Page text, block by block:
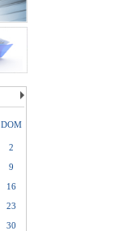
DOM
2
9
16
23
30